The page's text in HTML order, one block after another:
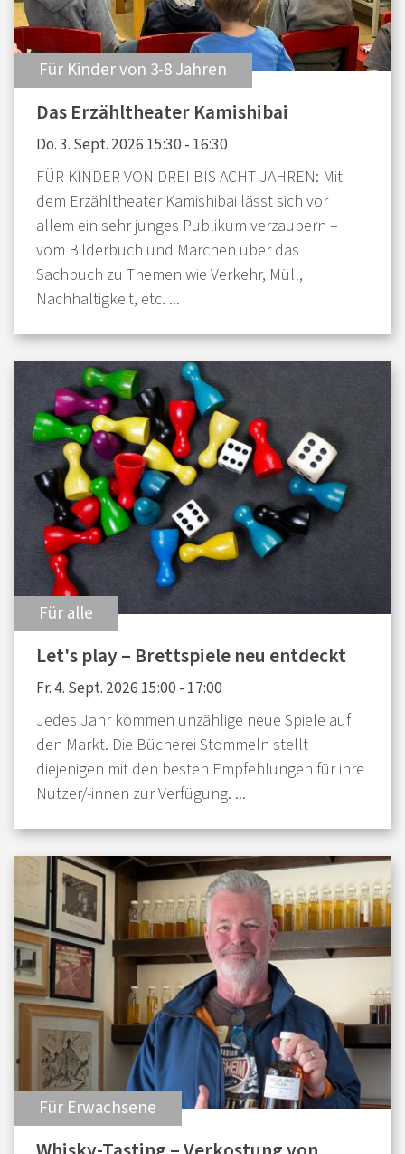
Für Kinder von 3-8 Jahren
Das Erzähltheater Kamishibai
Do. 3. Sept. 2026 15:30 - 16:30
FÜR KINDER VON DREI BIS ACHT JAHREN: Mit
dem Erzähltheater Kamishibai lässt sich vor
allem ein sehr junges Publikum verzaubern –
vom Bilderbuch und Märchen über das
Sachbuch zu Themen wie Verkehr, Müll,
Nachhaltigkeit, etc. ...
Für alle
Let's play – Brettspiele neu entdeckt
Fr. 4. Sept. 2026 15:00 - 17:00
Jedes Jahr kommen unzählige neue Spiele auf
den Markt. Die Bücherei Stommeln stellt
diejenigen mit den besten Empfehlungen für ihre
Nutzer/-innen zur Verfügung. ...
Für Erwachsene